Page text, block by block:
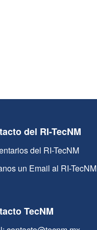
del RI-TecNM
del RI-TecNM
un Email al RI-TecNM
TecNM